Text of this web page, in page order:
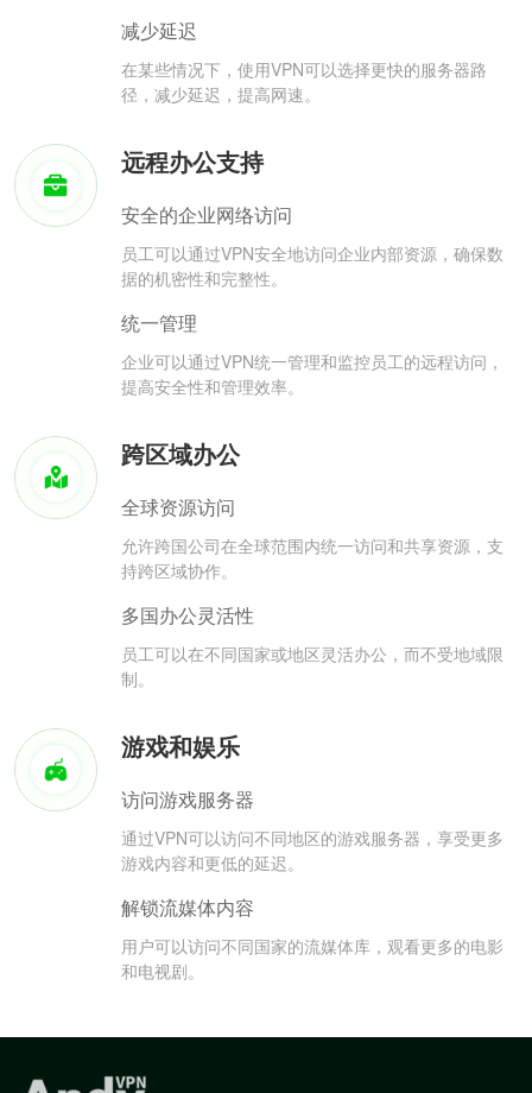
减少延迟
在某些情况下，使用VPN可以选择更快的服务器路
径，减少延迟，提高网速。
远程办公支持
安全的企业网络访问
员工可以通过VPN安全地访问企业内部资源，确保数
据的机密性和完整性。
统一管理
企业可以通过VPN统一管理和监控员工的远程访问，
提高安全性和管理效率。
跨区域办公
全球资源访问
允许跨国公司在全球范围内统一访问和共享资源，支
持跨区域协作。
多国办公灵活性
员工可以在不同国家或地区灵活办公，而不受地域限
制。
游戏和娱乐
访问游戏服务器
通过VPN可以访问不同地区的游戏服务器，享受更多
游戏内容和更低的延迟。
解锁流媒体内容
用户可以访问不同国家的流媒体库，观看更多的电影
和电视剧。